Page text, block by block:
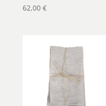
62,00 €